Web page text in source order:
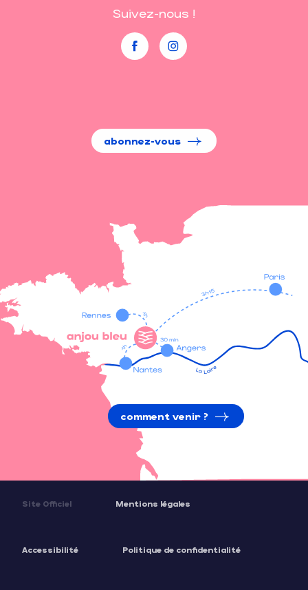
Suivez-nous !
abonnez-vous
comment venir ?
Site Officiel Mentions légales
Accessibilité Politique de confidentialité